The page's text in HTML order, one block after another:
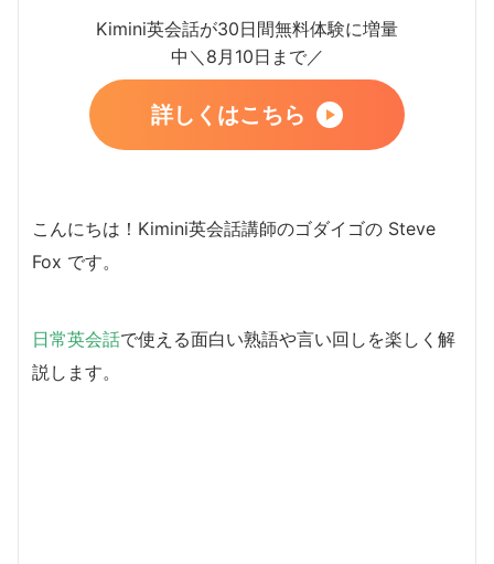
Kimini英会話が30日間無料体験に増量
中＼8月10日まで／
詳しくはこちら
こんにちは！Kimini英会話講師のゴダイゴの Steve
Fox です。
日常英会話で使える面白い熟語や言い回しを楽しく解
説します。